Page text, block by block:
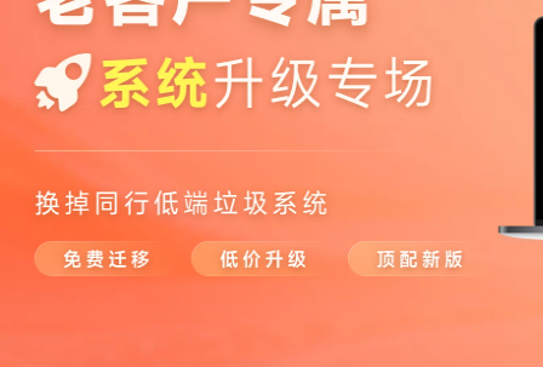
页游联运系统
H5游戏联运系统
游戏联运系统（海外版）
支持多国语言，多种国际支付
行业对比
PC官网
游戏APP
后台管理系统
游戏、玩家、资金一站管理
推广员系统
热门游戏、大厂游戏、高分成
千款热门游戏，精品热推
94智投
陪玩PC官网
陪玩APP
陪玩后台管理系统
一站式管理陪玩技师/订单/玩家数据...
游戏开播助手